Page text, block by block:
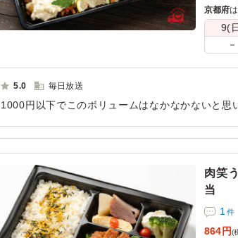
堪能下
す！
京都府は
9(
－
5.0 毎日放送
1000円以下でこのボリュームはなかなかないと
肉笑
当
1 件
864円(